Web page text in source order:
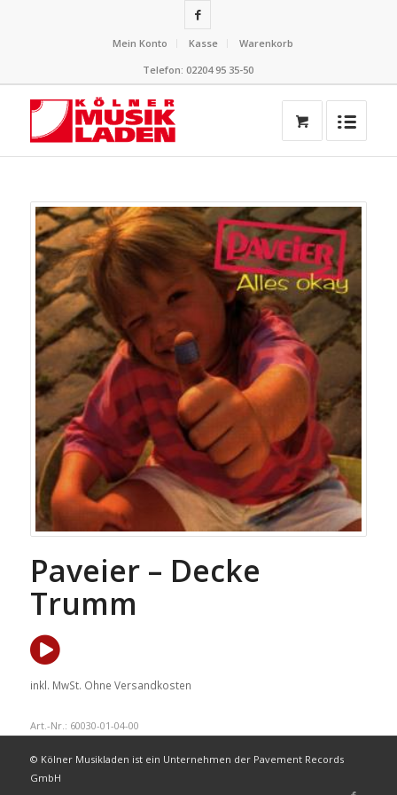
Mein Konto Kasse
Warenkorb
Telefon: 02204 95 35-50
Paveier – Decke
Trumm
inkl. MwSt. Ohne Versandkosten
Art.-Nr.: 60030-01-04-00
© Kölner Musikladen ist ein Unternehmen der Pavement Records
GmbH